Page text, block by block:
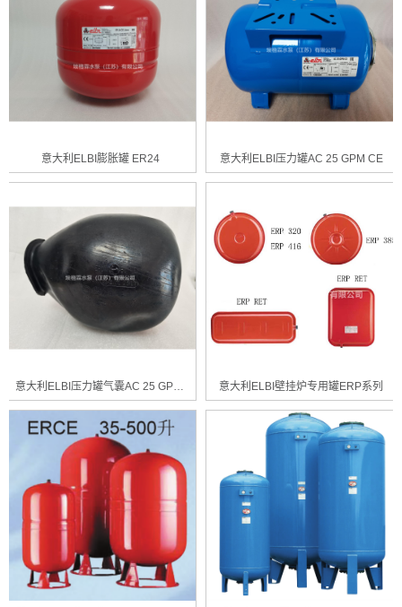
意大利ELBI膨胀罐 ER24 意大利ELBI压力罐AC 25 GPM CE
意大利ELBI压力罐气囊AC 25 GPM CE 意大利ELBI壁挂炉专用罐ERP系列